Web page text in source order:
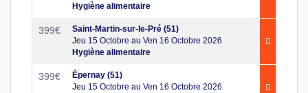
Hygiène alimentaire
399€
Saint-Martin-sur-le-Pré (51)
Jeu 15 Octobre au Ven 16 Octobre 2026
Hygiène alimentaire
399€
Épernay (51)
Jeu 15 Octobre au Ven 16 Octobre 2026